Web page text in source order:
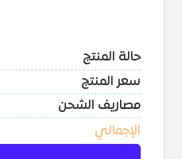
حالة المنتج
سعر المنتج
مصاريف الشحن
الإجمالي